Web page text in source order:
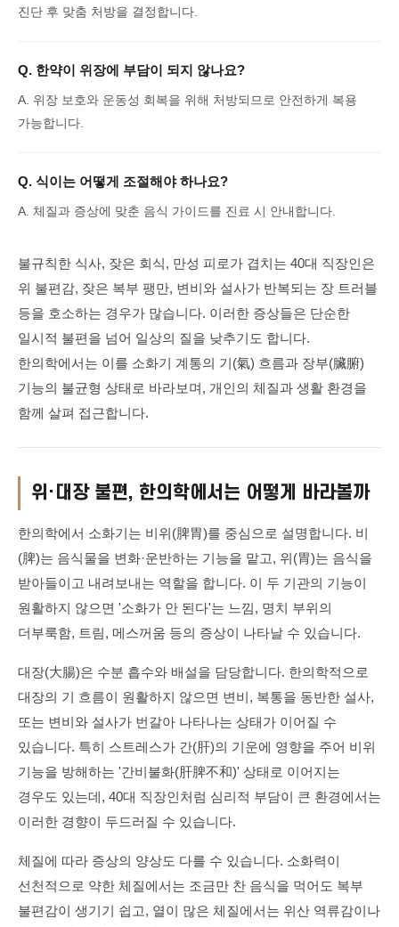
진단 후 맞춤 처방을 결정합니다.
Q. 한약이 위장에 부담이 되지 않나요?
A. 위장 보호와 운동성 회복을 위해 처방되므로 안전하게 복용
가능합니다.
Q. 식이는 어떻게 조절해야 하나요?
A. 체질과 증상에 맞춘 음식 가이드를 진료 시 안내합니다.
불규칙한 식사, 잦은 회식, 만성 피로가 겹치는 40대 직장인은
위 불편감, 잦은 복부 팽만, 변비와 설사가 반복되는 장 트러블
등을 호소하는 경우가 많습니다. 이러한 증상들은 단순한
일시적 불편을 넘어 일상의 질을 낮추기도 합니다.
한의학에서는 이를 소화기 계통의 기(氣) 흐름과 장부(臟腑)
기능의 불균형 상태로 바라보며, 개인의 체질과 생활 환경을
함께 살펴 접근합니다.
위·대장 불편, 한의학에서는 어떻게 바라볼까
한의학에서 소화기는 비위(脾胃)를 중심으로 설명합니다. 비
(脾)는 음식물을 변화·운반하는 기능을 맡고, 위(胃)는 음식을
받아들이고 내려보내는 역할을 합니다. 이 두 기관의 기능이
원활하지 않으면 '소화가 안 된다'는 느낌, 명치 부위의
더부룩함, 트림, 메스꺼움 등의 증상이 나타날 수 있습니다.
대장(大腸)은 수분 흡수와 배설을 담당합니다. 한의학적으로
대장의 기 흐름이 원활하지 않으면 변비, 복통을 동반한 설사,
또는 변비와 설사가 번갈아 나타나는 상태가 이어질 수
있습니다. 특히 스트레스가 간(肝)의 기운에 영향을 주어 비위
기능을 방해하는 '간비불화(肝脾不和)' 상태로 이어지는
경우도 있는데, 40대 직장인처럼 심리적 부담이 큰 환경에서는
이러한 경향이 두드러질 수 있습니다.
체질에 따라 증상의 양상도 다를 수 있습니다. 소화력이
선천적으로 약한 체질에서는 조금만 찬 음식을 먹어도 복부
불편감이 생기기 쉽고, 열이 많은 체질에서는 위산 역류감이나